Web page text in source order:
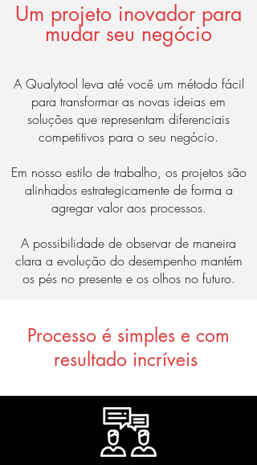
Um projeto inovador para
mudar seu negócio
A Qualytool leva até você um método fácil
para transformar as novas ideias em
soluções que representam diferenciais
competitivos para o seu negócio.
Em nosso estilo de trabalho, os projetos são
alinhados estrategicamente de forma a
agregar valor aos processos.
A possibilidade de observar de maneira
clara a evolução do desempenho mantém
os pés no presente e os olhos no futuro.
Processo é simples e com
resultado incríveis